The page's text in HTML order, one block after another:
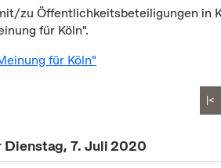
zu Öffentlichkeitsbeteiligungen in
für Köln".
für Köln"
|<
7. Juli 2020